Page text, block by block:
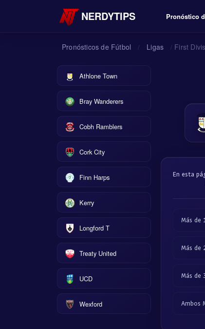
NERDYTIPS Pronóstico
Pronósticos de Fútbol / Ligas / First
Athlone Town
Bray Wanderers
Cobh Ramblers
Cork City
Finn Harps
Kerry
Longford T
Treaty United
UCD
Wexford
En esta
Más de
Más de
Más de
Ambos